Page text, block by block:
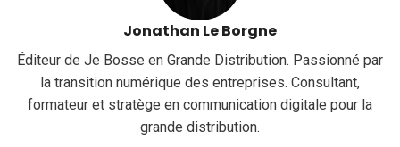
Jonathan Le Borgne
Éditeur de Je Bosse en Grande Distribution. Passionné par
la transition numérique des entreprises. Consultant,
formateur et stratège en communication digitale pour la
grande distribution.